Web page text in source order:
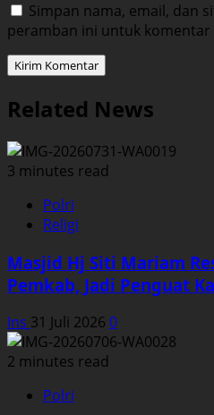
Simpan nama, email, dan
peramban ini untuk komentar
Related News
3 minutes read
Polri
Religi
Masjid Hj Siti Mariam
Pemkab, Jadi Penguat
Ins 31 Juli 2026 0
2 minutes read
Polri